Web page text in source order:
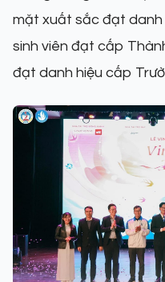
mặt xuất sắc đạt danh
sinh viên đạt cấp
đạt danh hiệu cấp